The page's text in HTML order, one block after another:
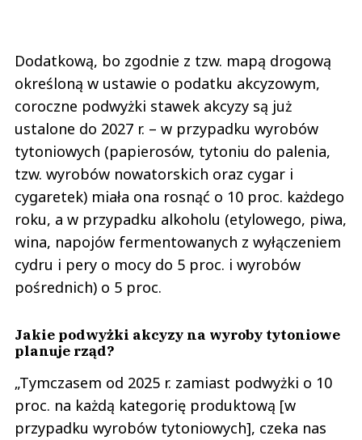
Dodatkową, bo zgodnie z tzw. mapą drogową
określoną w ustawie o podatku akcyzowym,
coroczne podwyżki stawek akcyzy są już
ustalone do 2027 r. – w przypadku wyrobów
tytoniowych (papierosów, tytoniu do palenia,
tzw. wyrobów nowatorskich oraz cygar i
cygaretek) miała ona rosnąć o 10 proc. każdego
roku, a w przypadku alkoholu (etylowego, piwa,
wina, napojów fermentowanych z wyłączeniem
cydru i pery o mocy do 5 proc. i wyrobów
pośrednich) o 5 proc.
Jakie podwyżki akcyzy na wyroby tytoniowe
planuje rząd?
„Tymczasem od 2025 r. zamiast podwyżki o 10
proc. na każdą kategorię produktową [w
przypadku wyrobów tytoniowych], czeka nas